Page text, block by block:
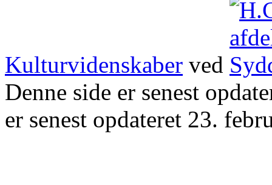
Kulturvidenskaber ved
Denne side er senest
er senest opdateret 23.